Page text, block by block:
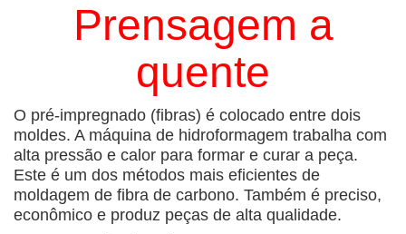
Prensagem a
quente
O pré-impregnado (fibras) é colocado entre dois
moldes. A máquina de hidroformagem trabalha com
alta pressão e calor para formar e curar a peça.
Este é um dos métodos mais eficientes de
moldagem de fibra de carbono. Também é preciso,
econômico e produz peças de alta qualidade.